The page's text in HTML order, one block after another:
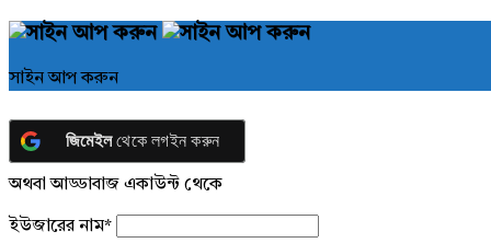
সাইন আপ করুন
জিমেইলথেকে লগইন করুন
অথবা আড্ডাবাজ একাউন্ট থেকে
ইউজারের নাম*